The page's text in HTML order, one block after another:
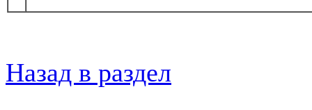
Назад в раздел